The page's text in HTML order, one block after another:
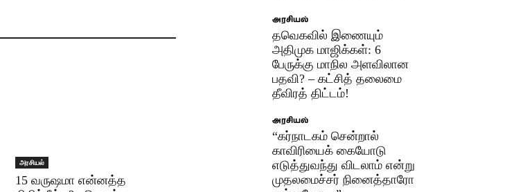
அரசியல்
15 வருஷமா என்னத்த
அரசியல்
தவெகவில் இணையும்
அதிமுக மாஜிக்கள்: 6
பேருக்கு மாநில அளவிலான
பதவி? – கட்சித் தலைமை
தீவிரத் திட்டம்!
அரசியல்
“கர்நாடகம் சென்றால்
காவிரியைக் கையோடு
எடுத்துவந்து விடலாம் என்று
முதலமைச்சர் நினைத்தாரோ